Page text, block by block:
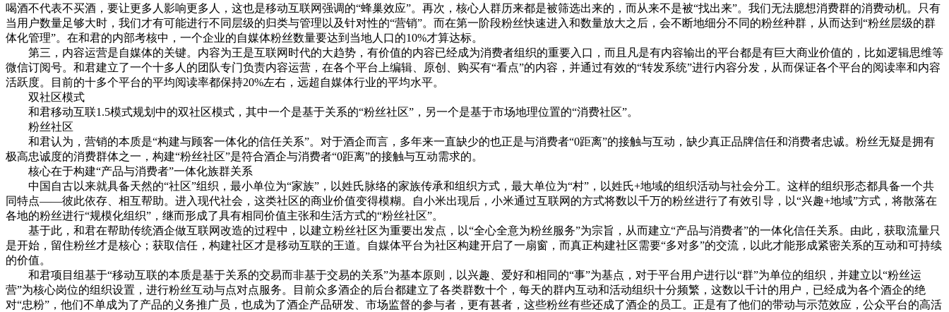
喝酒不代表不买酒，要让更多人影响更多人，这也是移动互联网强调的“蜂巢效应”。再次，核心人群历来都是被筛选出来的，而从来不是被“找出来”。我们无法臆想消费群的消费动机。只有
当用户数量足够大时，我们才有可能进行不同层级的归类与管理以及针对性的“营销”。而在第一阶段粉丝快速进入和数量放大之后，会不断地细分不同的粉丝种群，从而达到“粉丝层级的群
体化管理”。在和君的内部考核中，一个企业的自媒体粉丝数量要达到当地人口的10%才算达标。
第三，内容运营是自媒体的关键。内容为王是互联网时代的大趋势，有价值的内容已经成为消费者组织的重要入口，而且凡是有内容输出的平台都是有巨大商业价值的，比如逻辑思维等
微信订阅号。和君建立了一个十多人的团队专门负责内容运营，在各个平台上编辑、原创、购买有“看点”的内容，并通过有效的“转发系统”进行内容分发，从而保证各个平台的阅读率和内容
活跃度。目前的十多个平台的平均阅读率都保持20%左右，远超自媒体行业的平均水平。
双社区模式
和君移动互联1.5模式规划中的双社区模式，其中一个是基于关系的“粉丝社区”，另一个是基于市场地理位置的“消费社区”。
粉丝社区
和君认为，营销的本质是“构建与顾客一体化的信任关系”。对于酒企而言，多年来一直缺少的也正是与消费者“0距离”的接触与互动，缺少真正品牌信任和消费者忠诚。粉丝无疑是拥有
极高忠诚度的消费群体之一，构建“粉丝社区”是符合酒企与消费者“0距离”的接触与互动需求的。
核心在于构建“产品与消费者”一体化族群关系
中国自古以来就具备天然的“社区”组织，最小单位为“家族”，以姓氏脉络的家族传承和组织方式，最大单位为“村”，以姓氏+地域的组织活动与社会分工。这样的组织形态都具备一个共
同特点——彼此依存、相互帮助。进入现代社会，这类社区的商业价值变得模糊。自小米出现后，小米通过互联网的方式将数以千万的粉丝进行了有效引导，以“兴趣+地域”方式，将散落在
各地的粉丝进行“规模化组织”，继而形成了具有相同价值主张和生活方式的“粉丝社区”。
基于此，和君在帮助传统酒企做互联网改造的过程中，以建立粉丝社区为重要出发点，以“全心全意为粉丝服务”为宗旨，从而建立“产品与消费者”的一体化信任关系。由此，获取流量只
是开始，留住粉丝才是核心；获取信任，构建社区才是移动互联的王道。自媒体平台为社区构建开启了一扇窗，而真正构建社区需要“多对多”的交流，以此才能形成紧密关系的互动和可持续
的价值。
和君项目组基于“移动互联的本质是基于关系的交易而非基于交易的关系”为基本原则，以兴趣、爱好和相同的“事”为基点，对于平台用户进行以“群”为单位的组织，并建立以“粉丝运
营”为核心岗位的组织设置，进行粉丝互动与点对点服务。目前众多酒企的后台都建立了各类群数十个，每天的群内互动和活动组织十分频繁，这数以千计的用户，已经成为各个酒企的绝
对“忠粉”，他们不单成为了产品的义务推广员，也成为了酒企产品研发、市场监督的参与者，更有甚者，这些粉丝有些还成了酒企的员工。正是有了他们的带动与示范效应，公众平台的高活